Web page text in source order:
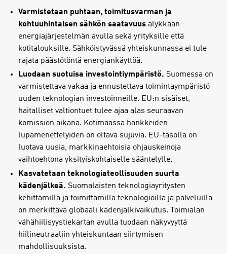
Varmistetaan puhtaan, toimitusvarman ja
kohtuuhintaisen sähkön saatavuus älykkään
energiajärjestelmän avulla sekä yrityksille että
kotitalouksille. Sähköistyvässä yhteiskunnassa ei tule
rajata päästötöntä energiankäyttöä.
Luodaan suotuisa investointiympäristö. Suomessa on
varmistettava vakaa ja ennustettava toimintaympäristö
uuden teknologian investoinneille. EU:n sisäiset,
haitalliset valtiontuet tulee ajaa alas seuraavan
komission aikana. Kotimaassa hankkeiden
lupamenettelyiden on oltava sujuvia. EU-tasolla on
luotava uusia, markkinaehtoisia ohjauskeinoja
vaihtoehtona yksityiskohtaiselle sääntelylle.
Kasvatetaan teknologiateollisuuden suurta
kädenjälkeä. Suomalaisten teknologiayritysten
kehittämillä ja toimittamilla teknologioilla ja palveluilla
on merkittävä globaali kädenjälkivaikutus. Toimialan
vähähiilisyystiekartan avulla tuodaan näkyvyyttä
hiilineutraaliin yhteiskuntaan siirtymisen
mahdollisuuksista.